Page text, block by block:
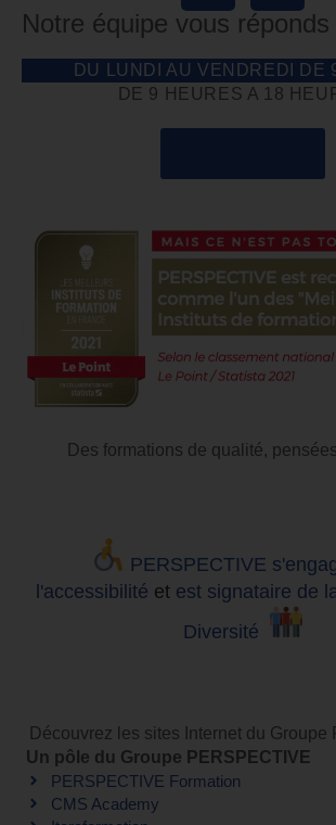
Notre équipe vous réponds
DU LUNDI AU VENDREDI DE
DE 9 HEURES A 18
Des formations de qualité,
PERSPECTIVE
l'accessibilité et est signataire de
Diversité
Découvrez les sites Internet du Groupe
Un pôle du Groupe PERSPECTIVE
PERSPECTIVE Formation
CMS Academy